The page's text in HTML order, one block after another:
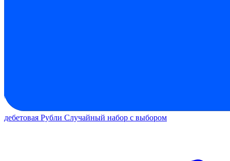
дебетовая Рубли Случайный набор с выбором